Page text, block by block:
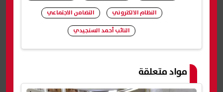
النظام الالكتروني
التضامن الاجتماعي
النائب أحمد السنجيدي
مواد متعلقة